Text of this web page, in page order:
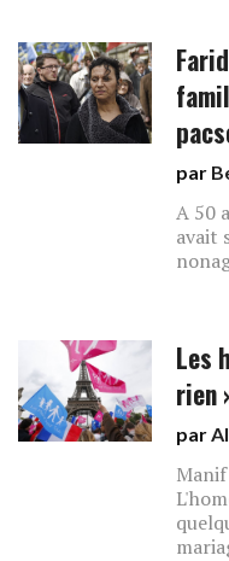
par
A 50
avait
Les
rien
par